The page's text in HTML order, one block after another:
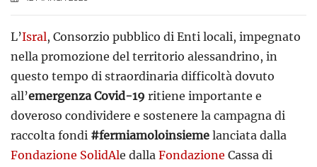
L’Isral, Consorzio pubblico di Enti locali, impegnato
nella promozione del territorio alessandrino, in
questo tempo di straordinaria difficoltà dovuto
all’emergenza Covid-19 ritiene importante e
doveroso condividere e sostenere la campagna di
raccolta fondi #fermiamoloinsieme lanciata dalla
Fondazione SolidAle dalla Fondazione Cassa di